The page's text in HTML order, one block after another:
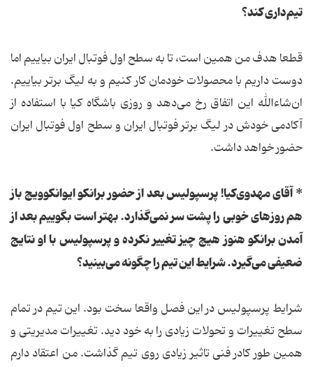
تیم‌داری کند؟
قطعا هدف من همین است، تا به سطح اول فوتبال ایران بیاییم اما
دوست داریم با محصولات خودمان کار کنیم و به لیگ برتر بیاییم.
ان‌شاءالله این اتفاق رخ می‌دهد و روزی باشگاه کیا با استفاده از
آکادمی خودش در لیگ برتر فوتبال ایران و سطح اول فوتبال ایران
حضور خواهد داشت.
* آقای مهدوی‌کیا! پرسپولیس بعد از حضور برانکو ایوانکوویچ باز
هم روزهای خوبی را پشت سر نمی‌گذارد. بهتر است بگوییم بعد از
آمدن برانکو هنوز هیچ چیز تغییر نکرده و پرسپولیس با او نتایج
ضعیفی می‌گیرد. شرایط این تیم را چگونه می‌بینید؟
شرایط پرسپولیس در این فصل واقعا سخت بود. این تیم در تمام
سطح تغییرات و تحولات زیادی را به خود دید. تغییرات مدیریتی و
همین طور کادر فنی تاثیر زیادی روی تیم گذاشت. من اعتقاد دارم